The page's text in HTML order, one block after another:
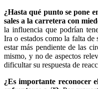
¿Hasta qué punto se pone
sales a la carretera con
la influencia que podrían
Ira o estados como la falta
estar más pendiente de las
mismo, y no de aspectos
dificultar su respuesta de
¿Es importante reconocer